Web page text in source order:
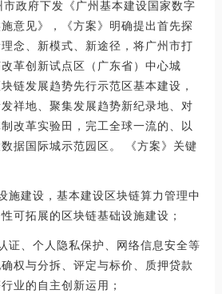
政府下发《广州基本建设国家数字
意见》，《方案》明确提出首先探
念、新模式、新途径，将广州市打
革创新试点区（广东省）中心城
链发展趋势先行示范区基本建设，
祥地、聚集发展趋势新纪录地、对
改革实验田，完工全球一流的、以
据国际城示范园区。 《方案》关键
施建设，基本建设区块链算力管理中
可拓展的区块链基础设施建设；
证、个人隐私保护、网络信息安全等
权与分拆、评定与标价、质押贷款
业的自主创新运用；